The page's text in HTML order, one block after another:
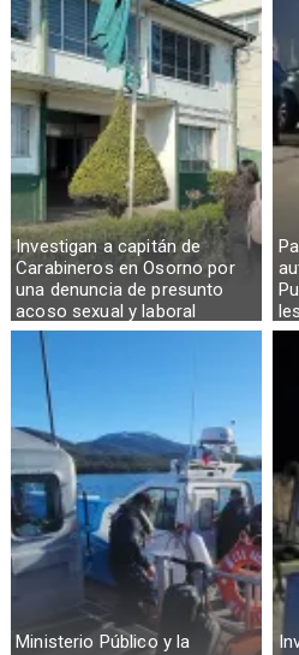
Investigan a capitán de
Carabineros en Osorno por
una denuncia de presunto
acoso sexual y laboral
Ministerio Público y la